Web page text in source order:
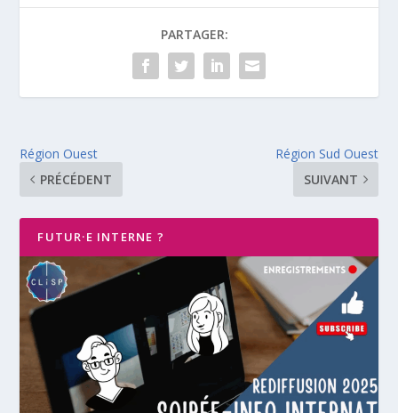
PARTAGER:
Région Ouest
PRÉCÉDENT
Région Sud Ouest
SUIVANT
FUTUR·E INTERNE ?